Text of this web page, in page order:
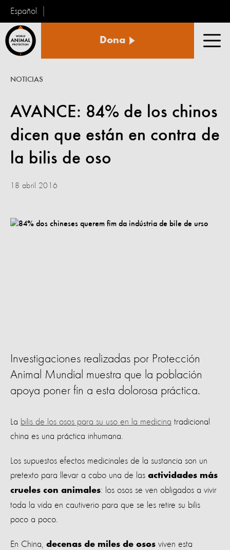
Español
Animal
Dona
AVANCE: 84% de los chinos
dicen que están en contra de
la bilis de oso
NOTICIAS
18 abril 2016
Investigaciones realizadas por Protección
Animal Mundial muestra que la población
apoya poner fin a esta dolorosa práctica.
La bilis de los osos para su uso en la medicina tradicional
china es una práctica inhumana.
Los supuestos efectos medicinales de la sustancia son un
pretexto para llevar a cabo una de las actividades más
crueles con animales: los osos se ven obligados a vivir
toda la vida en cautiverio para que se les retire su bilis
poco a poco.
En China, decenas de miles de osos viven esta